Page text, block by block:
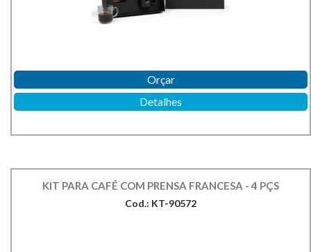
Orçar
Detalhes
KIT PARA CAFÉ COM PRENSA FRANCESA - 4 PÇS
Cod.: KT-90572